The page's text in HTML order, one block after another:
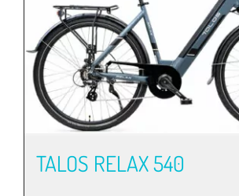
Optionen
können
auf
der
Produktseite
gewählt
TALOS RELAX 540